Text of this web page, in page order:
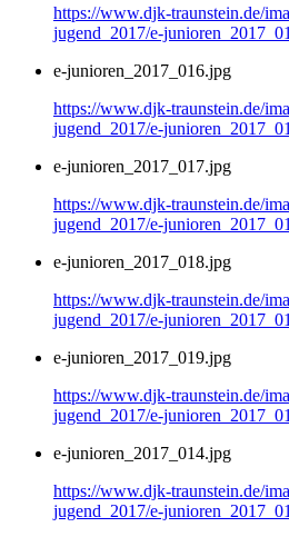
https://www.djk-traunstein.de/
jugend_2017/e-
e-junioren_2017_016.jpg
https://www.djk-traunstein.de/
jugend_2017/e-
e-junioren_2017_017.jpg
https://www.djk-traunstein.de/
jugend_2017/e-
e-junioren_2017_018.jpg
https://www.djk-traunstein.de/
jugend_2017/e-
e-junioren_2017_019.jpg
https://www.djk-traunstein.de/
jugend_2017/e-
e-junioren_2017_014.jpg
https://www.djk-traunstein.de/
jugend_2017/e-